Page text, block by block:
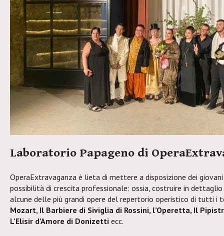
Laboratorio Papageno di
OperaExtravaganza è lieta di mettere a disposizione dei
possibilità di crescita professionale: ossia, costruire in
alcune delle più grandi opere del repertorio operistico di tutti i
Mozart, Il Barbiere di Siviglia di Rossini, l’Operetta, Il
L’Elisir d’Amore di Donizetti ecc.